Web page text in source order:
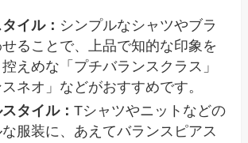
イル： シンプルなシャツやブラ
ることで、上品で知的な印象を
えめな「プチバランスクラス」
ネオ」などがおすすめです。
タイル：Tシャツやニットなどの
服装に、あえてバランスピアス